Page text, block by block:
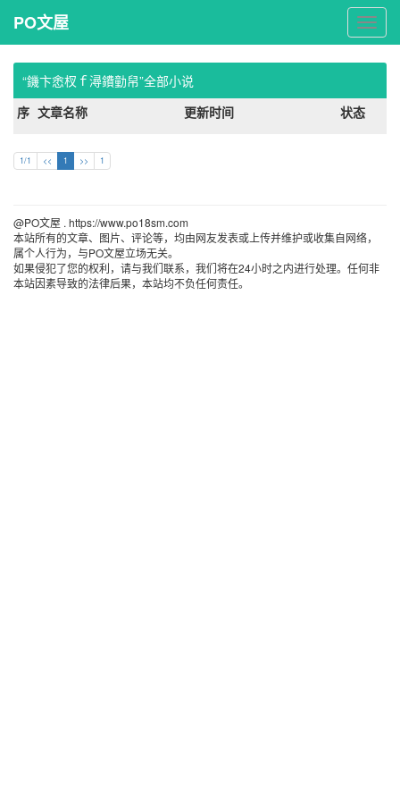
PO
文
屋
PO文屋
“鐖卞悆杈ｆ潯鐨勭帠”全部小说
序 文章名称 更新时间 状态
1/1 << 1 >> 1
@PO文屋 . https://www.po18sm.com
本站所有的文章、图片、评论等，均由网友发表或上传并维护或收集自网络，
属个人行为，与PO文屋立场无关。
如果侵犯了您的权利，请与我们联系，我们将在24小时之内进行处理。任何非
本站因素导致的法律后果，本站均不负任何责任。